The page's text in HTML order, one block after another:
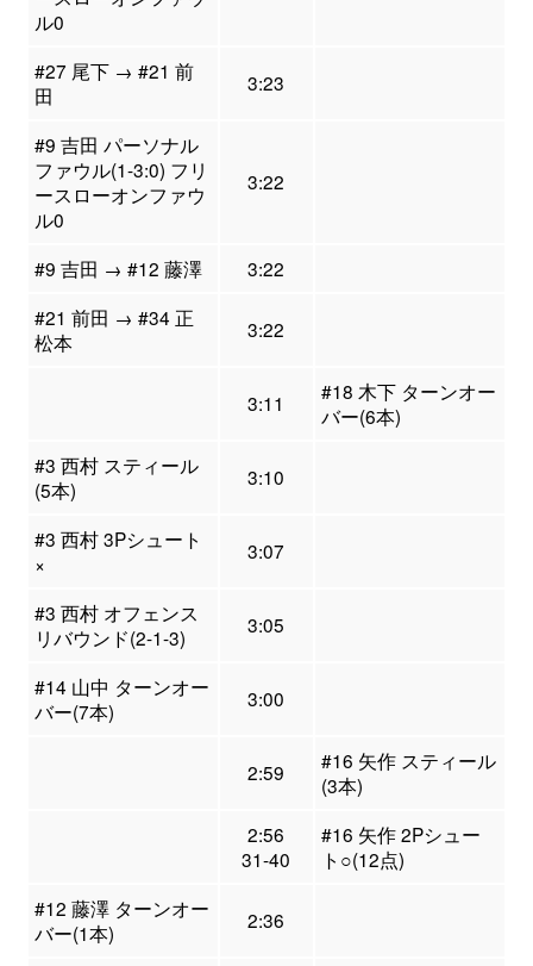
ル0
#27 尾下 → #21 前
田
3:23
#9 吉田 パーソナル
ファウル(1-3:0) フリ
ースローオンファウ
ル0
3:22
#9 吉田 → #12 藤澤
3:22
#21 前田 → #34 正
松本
3:22
3:11
#18 木下 ターンオー
バー(6本)
#3 西村 スティール
(5本)
3:10
#3 西村 3Pシュート
×
3:07
#3 西村 オフェンス
リバウンド(2-1-3)
3:05
#14 山中 ターンオー
バー(7本)
3:00
2:59
#16 矢作 スティール
(3本)
2:56
31-40
#16 矢作 2Pシュー
ト○(12点)
#12 藤澤 ターンオー
バー(1本)
2:36